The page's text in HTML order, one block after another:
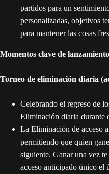
partidos para un
personalizadas, objetivos
para mantener las cosas
Momentos clave de lanzamiento
Torneo de eliminación diaria
Celebrando el regreso de
Eliminación diaria durante
La Eliminación de acceso
permitiendo que quien
siguiente. Ganar una vez
acceso anticipado único el